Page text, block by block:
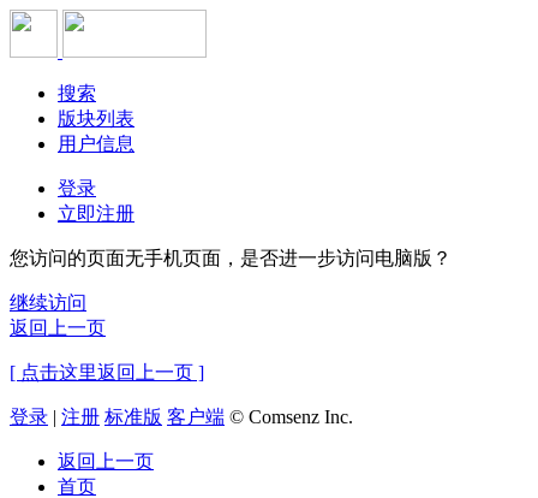
搜索
版块列表
用户信息
登录
立即注册
您访问的页面无手机页面，是否进一步访问电脑版？
继续访问
返回上一页
[ 点击这里返回上一页 ]
登录 | 注册 标准版 客户端 © Comsenz Inc.
返回上一页
首页